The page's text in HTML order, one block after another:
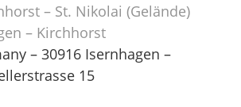
– St. Nikolai (Gelände)
– Kirchhorst
– 30916 Isernhagen –
15